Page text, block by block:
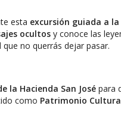
esta excursión guiada a la
ocultos y conoce las
no querrás dejar pasar.
la Hacienda San José para
como Patrimonio